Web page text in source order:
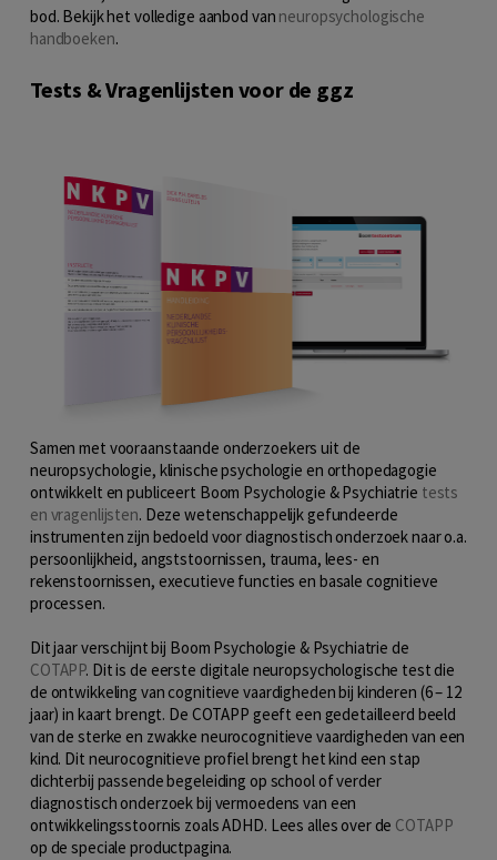
bod. Bekijk het volledige aanbod van neuropsychologische
handboeken.
Tests & Vragenlijsten voor de ggz
Samen met vooraanstaande onderzoekers uit de
neuropsychologie, klinische psychologie en orthopedagogie
ontwikkelt en publiceert Boom Psychologie & Psychiatrie tests
en vragenlijsten. Deze wetenschappelijk gefundeerde
instrumenten zijn bedoeld voor diagnostisch onderzoek naar o.a.
persoonlijkheid, angststoornissen, trauma, lees- en
rekenstoornissen, executieve functies en basale cognitieve
processen.
Dit jaar verschijnt bij Boom Psychologie & Psychiatrie de
COTAPP. Dit is de eerste digitale neuropsychologische test die
de ontwikkeling van cognitieve vaardigheden bij kinderen (6 – 12
jaar) in kaart brengt. De COTAPP geeft een gedetailleerd beeld
van de sterke en zwakke neurocognitieve vaardigheden van een
kind. Dit neurocognitieve profiel brengt het kind een stap
dichterbij passende begeleiding op school of verder
diagnostisch onderzoek bij vermoedens van een
ontwikkelingsstoornis zoals ADHD. Lees alles over de COTAPP
op de speciale productpagina.